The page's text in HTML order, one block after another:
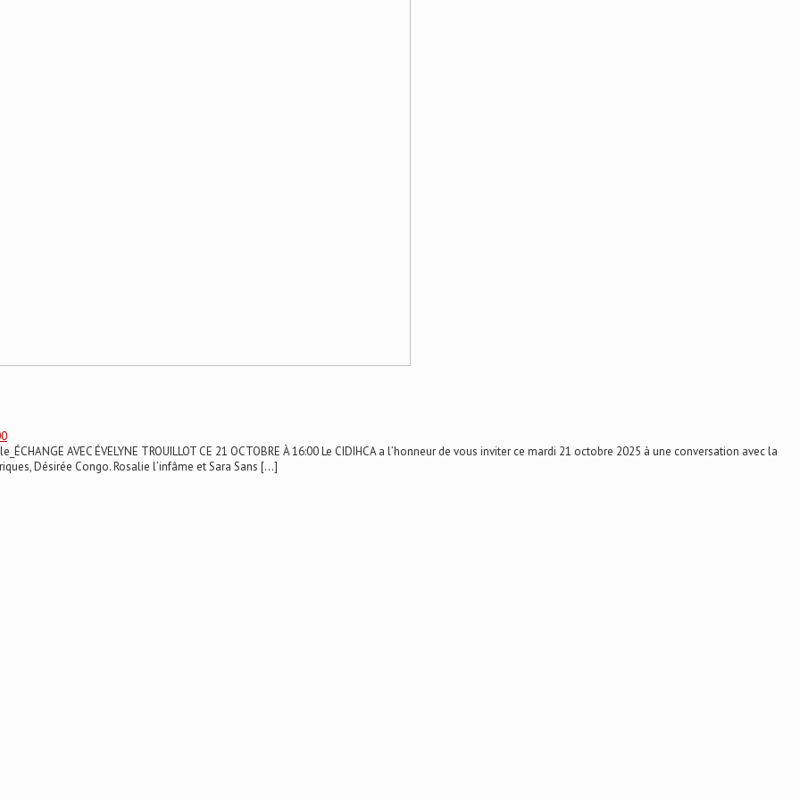
AVEC ÉVELYNE TROUILLOT CE 21 OCTOBRE À 16:00 Le CIDIHCA a l’honneur de vous inviter ce mardi 21 octobre 2025 à une conversation avec la
Désirée Congo. Rosalie l’infâme et Sara Sans […]